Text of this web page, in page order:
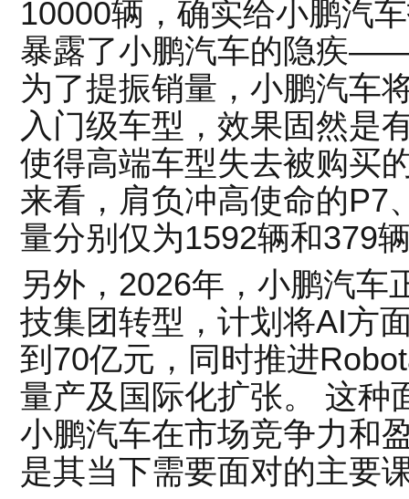
10000辆，确实给小鹏汽
暴露了小鹏汽车的隐疾
为了提振销量，小鹏汽车
入门级车型，效果固然是
使得高端车型失去被购买
来看，肩负冲高使命的P7
量分别仅为1592辆和379
另外，2026年，小鹏汽车
技集团转型，计划将AI方
到70亿元，同时推进
量产及国际化扩张。 这种
小鹏汽车在市场竞争力和
是其当下需要面对的主要